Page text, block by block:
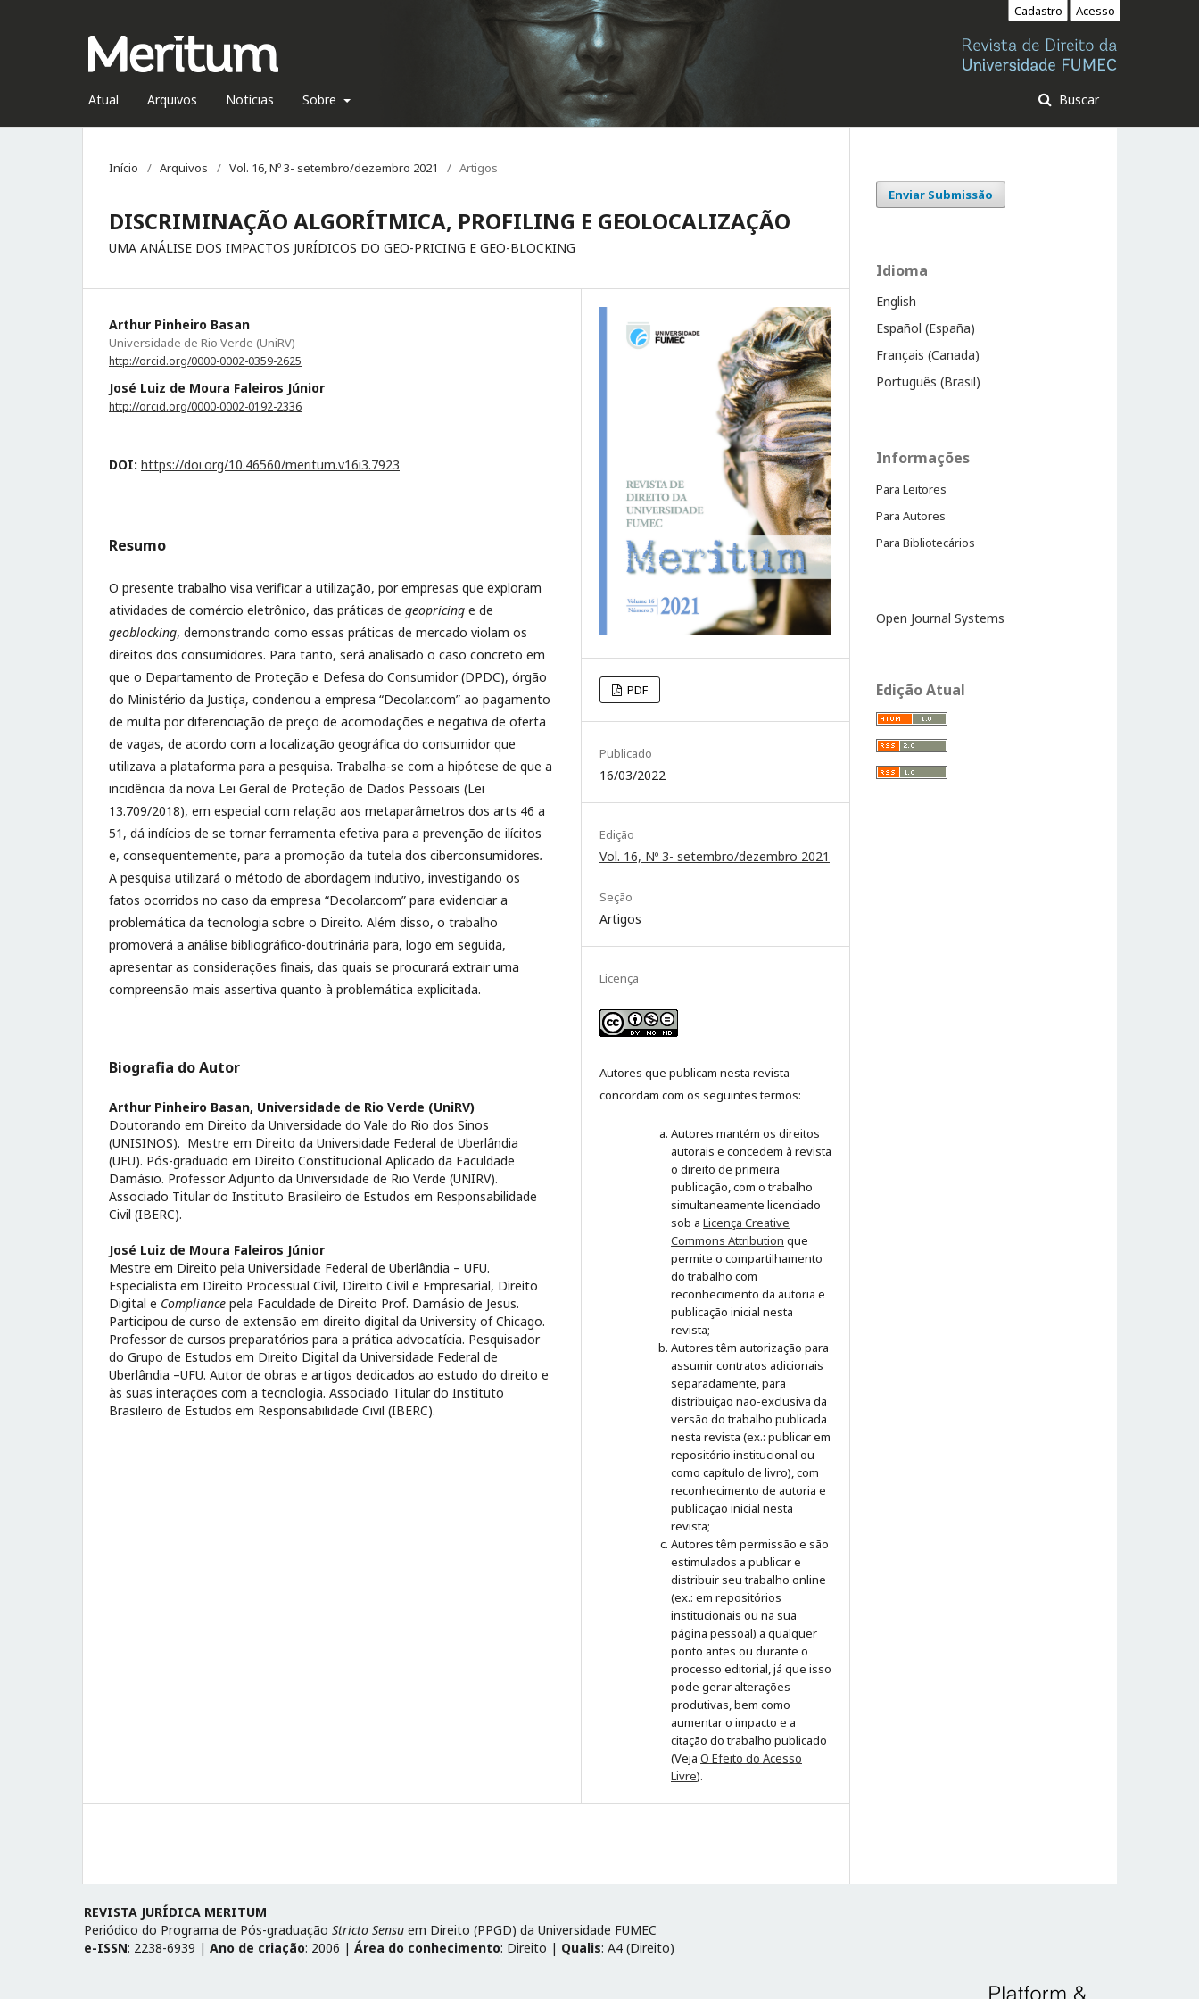
Atual Arquivos Notícias Sobre Buscar
Cadastro Acesso
Início / Arquivos / Vol. 16, Nº 3- setembro/dezembro 2021 / Artigos
DISCRIMINAÇÃO ALGORÍTMICA, PROFILING E GEOLOCALIZAÇÃO
UMA ANÁLISE DOS IMPACTOS JURÍDICOS DO GEO-PRICING E GEO-BLOCKING
Arthur Pinheiro Basan
Universidade de Rio Verde (UniRV)
http://orcid.org/0000-0002-0359-2625
José Luiz de Moura Faleiros Júnior
http://orcid.org/0000-0002-0192-2336
DOI: https://doi.org/10.46560/meritum.v16i3.7923
Resumo
O presente trabalho visa verificar a utilização, por empresas que exploram
atividades de comércio eletrônico, das práticas de geopricing e de
geoblocking, demonstrando como essas práticas de mercado violam os
direitos dos consumidores. Para tanto, será analisado o caso concreto em
que o Departamento de Proteção e Defesa do Consumidor (DPDC), órgão
do Ministério da Justiça, condenou a empresa “Decolar.com” ao pagamento
de multa por diferenciação de preço de acomodações e negativa de oferta
de vagas, de acordo com a localização geográfica do consumidor que
utilizava a plataforma para a pesquisa. Trabalha-se com a hipótese de que a
incidência da nova Lei Geral de Proteção de Dados Pessoais (Lei
13.709/2018), em especial com relação aos metaparâmetros dos arts 46 a
51, dá indícios de se tornar ferramenta efetiva para a prevenção de ilícitos
e, consequentemente, para a promoção da tutela dos ciberconsumidores.
A pesquisa utilizará o método de abordagem indutivo, investigando os
fatos ocorridos no caso da empresa “Decolar.com” para evidenciar a
problemática da tecnologia sobre o Direito. Além disso, o trabalho
promoverá a análise bibliográfico-doutrinária para, logo em seguida,
apresentar as considerações finais, das quais se procurará extrair uma
compreensão mais assertiva quanto à problemática explicitada.
Biografia do Autor
Arthur Pinheiro Basan, Universidade de Rio Verde (UniRV)
Doutorando em Direito da Universidade do Vale do Rio dos Sinos
(UNISINOS). Mestre em Direito da Universidade Federal de Uberlândia
(UFU). Pós-graduado em Direito Constitucional Aplicado da Faculdade
Damásio. Professor Adjunto da Universidade de Rio Verde (UNIRV).
Associado Titular do Instituto Brasileiro de Estudos em Responsabilidade
Civil (IBERC).
José Luiz de Moura Faleiros Júnior
Mestre em Direito pela Universidade Federal de Uberlândia – UFU.
Especialista em Direito Processual Civil, Direito Civil e Empresarial, Direito
Digital e Compliance pela Faculdade de Direito Prof. Damásio de Jesus.
Participou de curso de extensão em direito digital da University of Chicago.
Professor de cursos preparatórios para a prática advocatícia. Pesquisador
do Grupo de Estudos em Direito Digital da Universidade Federal de
Uberlândia –UFU. Autor de obras e artigos dedicados ao estudo do direito e
às suas interações com a tecnologia. Associado Titular do Instituto
Brasileiro de Estudos em Responsabilidade Civil (IBERC).
PDF
Publicado
16/03/2022
Edição
Vol. 16, Nº 3- setembro/dezembro 2021
Seção
Artigos
Licença
Autores que publicam nesta revista
concordam com os seguintes termos:
Autores mantém os direitos
autorais e concedem à revista
o direito de primeira
publicação, com o trabalho
simultaneamente licenciado
sob a Licença Creative
Commons Attribution que
permite o compartilhamento
do trabalho com
reconhecimento da autoria e
publicação inicial nesta
revista;
Autores têm autorização para
assumir contratos adicionais
separadamente, para
distribuição não-exclusiva da
versão do trabalho publicada
nesta revista (ex.: publicar em
repositório institucional ou
como capítulo de livro), com
reconhecimento de autoria e
publicação inicial nesta
revista;
Autores têm permissão e são
estimulados a publicar e
distribuir seu trabalho online
(ex.: em repositórios
institucionais ou na sua
página pessoal) a qualquer
ponto antes ou durante o
processo editorial, já que isso
pode gerar alterações
produtivas, bem como
aumentar o impacto e a
citação do trabalho publicado
(Veja O Efeito do Acesso
Livre).
Enviar Submissão
Idioma
English
Español (España)
Français (Canada)
Português (Brasil)
Informações
Para Leitores
Para Autores
Para Bibliotecários
Open Journal Systems
Edição Atual
REVISTA JURÍDICA MERITUM
Periódico do Programa de Pós-graduação Stricto Sensu em Direito (PPGD) da Universidade FUMEC
e-ISSN: 2238-6939 | Ano de criação: 2006 | Área do conhecimento: Direito | Qualis: A4 (Direito)